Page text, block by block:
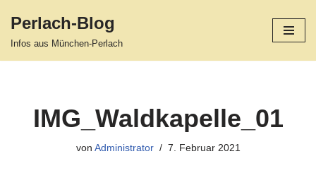
Zum
Perlach-Blog
Infos aus München-Perlach
IMG_Waldkapelle_01
von Administrator 7. Februar 2021